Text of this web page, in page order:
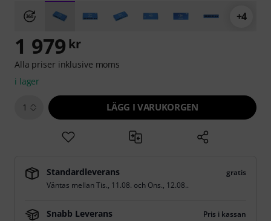
+4
1 979 kr
Alla priser inklusive moms
i lager
1 LÄGG I VARUKORGEN
Standardleverans
gratis
Väntas mellanTis., 11.08. och Ons., 12.08..
Snabb Leverans
Pris i kassan